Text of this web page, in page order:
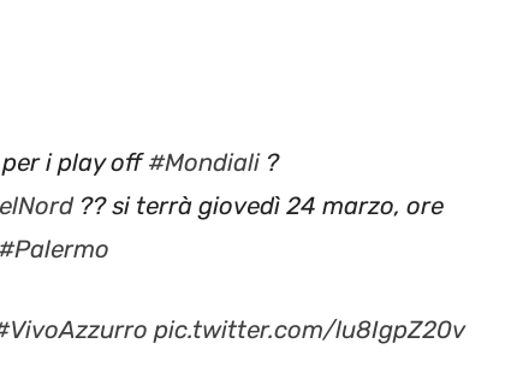
i play off#Mondiali?
?? si terrà giovedì 24 marzo, ore
#Palermo
pic.twitter.com/lu8IgpZ20v